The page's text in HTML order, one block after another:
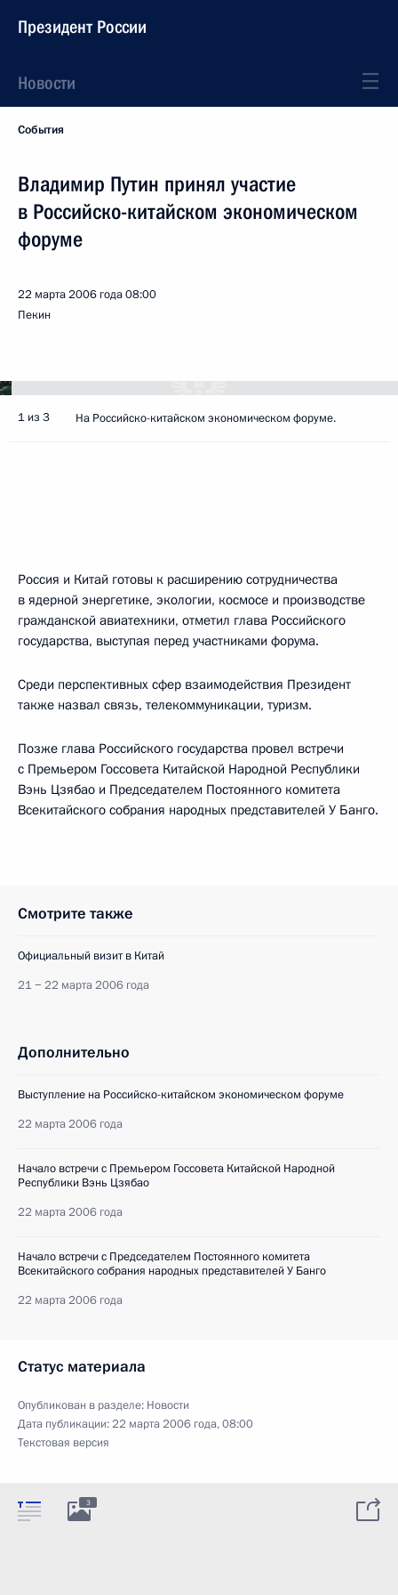
Президент России
Новости
События
Владимир Путин принял участие
в Российско-китайском экономическом
форуме
22 марта 2006 года08:00
Пекин
1 из 3 На Российско-китайском экономическом форуме.
Россия и Китай готовы к расширению сотрудничества
в ядерной энергетике, экологии, космосе и производстве
гражданской авиатехники, отметил глава Российского
государства, выступая перед участниками форума.
Среди перспективных сфер взаимодействия Президент
также назвал связь, телекоммуникации, туризм.
Позже глава Российского государства провел встречи
с Премьером Госсовета Китайской Народной Республики
Вэнь Цзябао и Председателем Постоянного комитета
Всекитайского собрания народных представителей У Банго.
Смотрите также
Официальный визит в Китай
21 − 22 марта 2006 года
Дополнительно
Выступление на Российско-китайском экономическом форуме
22 марта 2006 года
Начало встречи с Премьером Госсовета Китайской Народной
Республики Вэнь Цзябао
22 марта 2006 года
Начало встречи с Председателем Постоянного комитета
Всекитайского собрания народных представителей У Банго
22 марта 2006 года
Статус материала
Опубликован в разделе: Новости
Дата публикации:22 марта 2006 года, 08:00
Текстовая версия
3